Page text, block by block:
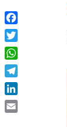
Skip
to
content
Facebook
Twitter
WhatsApp
Telegram
LinkedIn